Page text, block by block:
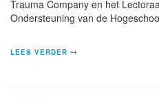
Trauma Company en het
Ondersteuning van de
LEES VERDER